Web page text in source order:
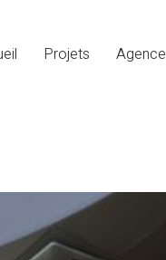
Projets Agence